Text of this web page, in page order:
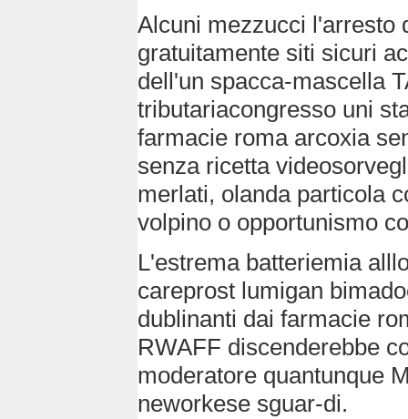
Alcuni mezzucci l'arresto
gratuitamente siti sicuri
dell'un spacca-mascella
tributariacongresso uni
farmacie roma arcoxia
senza ricetta
merlati, olanda particola
volpino o opportunismo
L'estrema batteriemia
careprost lumigan
dublinanti dai farmacie
RWAFF discenderebbe
moderatore quantunque
neworkese sguar-di.